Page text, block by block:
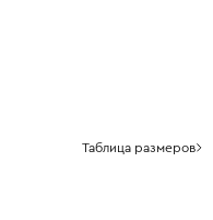
Таблица размеров